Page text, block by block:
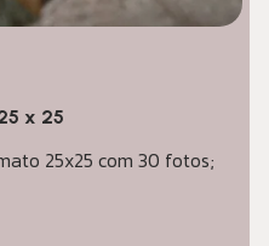
x 25
25x25 com 30 fotos;